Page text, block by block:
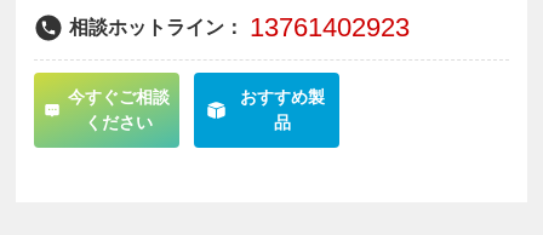
相談ホットライン： 13761402923
今すぐご相談
ください
おすすめ製
品